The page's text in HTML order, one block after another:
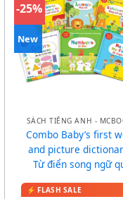
-25%
New
SÁCH TIẾNG ANH -
Combo Baby’s first
and picture
Từ điển song ngữ